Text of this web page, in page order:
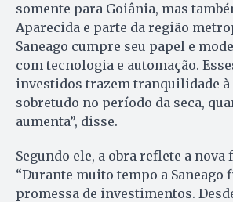
somente para Goiânia, mas
Aparecida e parte da região
Saneago cumpre seu papel e
com tecnologia e automação.
investidos trazem tranquilidade à
sobretudo no período da seca,
aumenta”, disse.
Segundo ele, a obra reflete a nova
“Durante muito tempo a Saneago
promessa de investimentos.